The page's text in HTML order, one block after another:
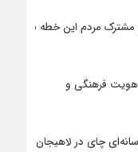
مردم این خطه با
هویت فرهنگی و
چای در لاهیجان